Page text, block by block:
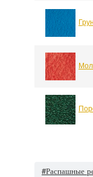
#Распашные